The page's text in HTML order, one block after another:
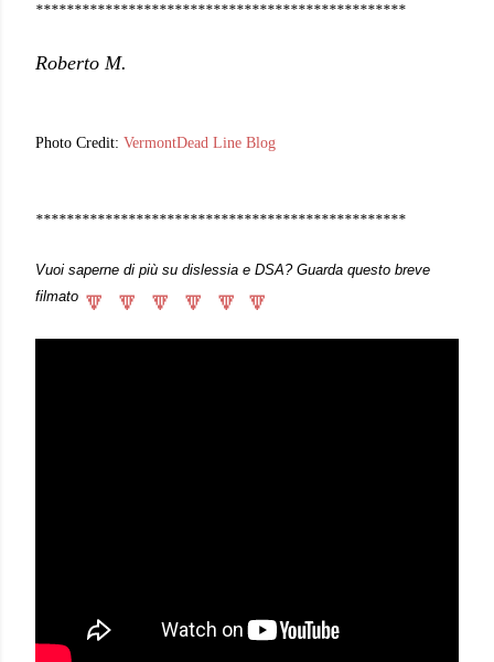
************************************************
Roberto M.
Photo Credit: VermontDead Line Blog
************************************************
Vuoi saperne di più su dislessia e DSA? Guarda questo breve
filmato 🔽 🔽 🔽 🔽 🔽